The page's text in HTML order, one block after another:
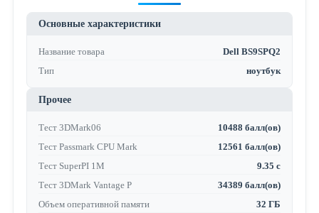
Основные характеристики
Название товара
Dell BS9SPQ2
Тип
ноутбук
Прочее
Тест 3DMark06
10488 балл(ов)
Тест Passmark CPU Mark
12561 балл(ов)
Тест SuperPI 1M
9.35 с
Тест 3DMark Vantage P
34389 балл(ов)
Объем оперативной памяти
32 ГБ